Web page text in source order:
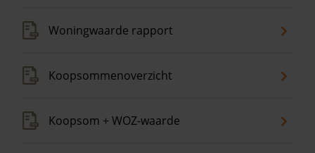
Woningwaarde rapport
Koopsommenoverzicht
Koopsom + WOZ-waarde